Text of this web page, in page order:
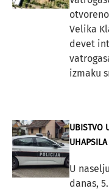
Velika
devet
izmaku
UBISTVO
U
danas,